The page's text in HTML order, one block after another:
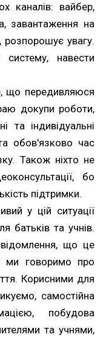
каналів: вайбер,
завантаження на
розпорошує увагу.
систему, навести
що передивляюся
докупи роботи,
та індивідуальні
обов'язково час
Також ніхто не
бо
підтримки.
у цій ситуації
батьків та учнів.
що це
ми говоримо про
Корисними для
самостійна
побудова
та учнями,